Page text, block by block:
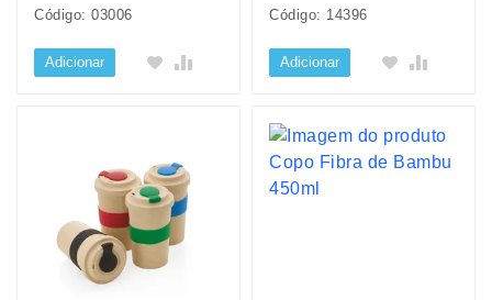
Código: 03006
Adicionar
Código: 14396
Adicionar